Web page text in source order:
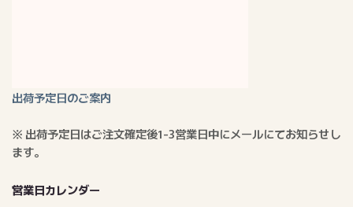
出荷予定日のご案内
※ 出荷予定日はご注文確定後1-3営業日中にメールにてお知らせし
ます。
営業日カレンダー